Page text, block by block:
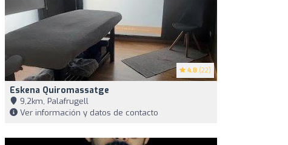
4.8 (22)
Eskena Quiromassatge
9,2km, Palafrugell
Ver información y datos de contacto